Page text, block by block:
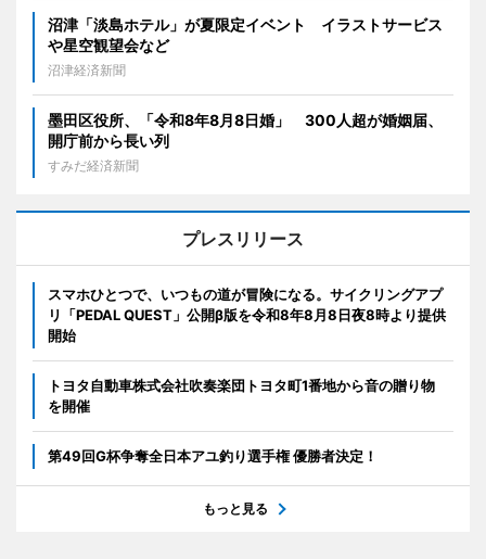
沼津「淡島ホテル」が夏限定イベント イラストサービス
や星空観望会など
沼津経済新聞
墨田区役所、「令和8年8月8日婚」 300人超が婚姻届、
開庁前から長い列
すみだ経済新聞
プレスリリース
スマホひとつで、いつもの道が冒険になる。サイクリングアプ
リ「PEDAL QUEST」公開β版を令和8年8月8日夜8時より提供
開始
トヨタ自動車株式会社吹奏楽団トヨタ町1番地から音の贈り物
を開催
第49回G杯争奪全日本アユ釣り選手権 優勝者決定！
もっと見る